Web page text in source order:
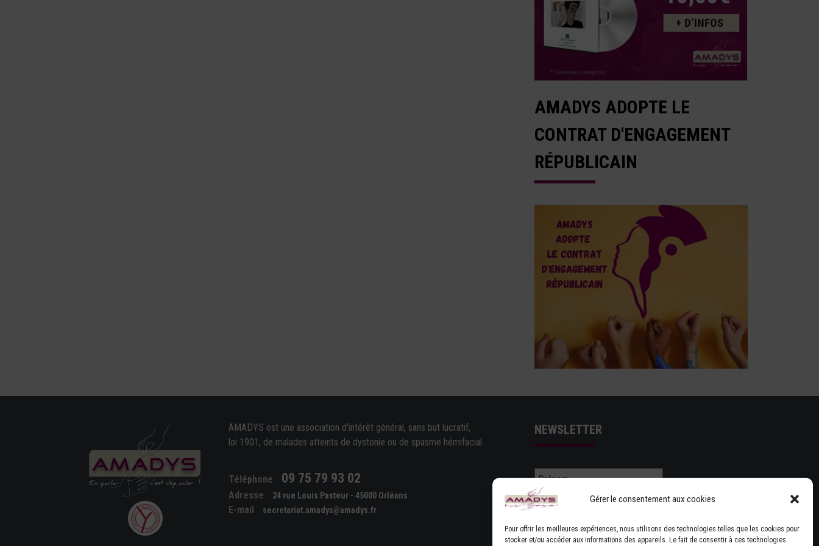
Gérer le consentement aux cookies
Pour offrir les meilleures expériences, nous utilisons des technologies telles que les cookies pour
stocker et/ou accéder aux informations des appareils. Le fait de consentir à ces technologies
AMADYS ADOPTE LE
CONTRAT D'ENGAGEMENT
RÉPUBLICAIN
AMADYS est une association d'intérêt général, sans but lucratif,
loi 1901, de malades atteints de dystonie ou de spasme hémifacial.
Téléphone 09 75 79 93 02
Adresse 24 rue Louis Pasteur - 45000 Orléans
E-mail secretariat.amadys@amadys.fr
NEWSLETTER